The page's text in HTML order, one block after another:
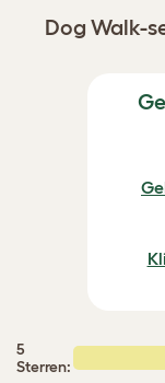
Dog Walk-
5
Sterren: